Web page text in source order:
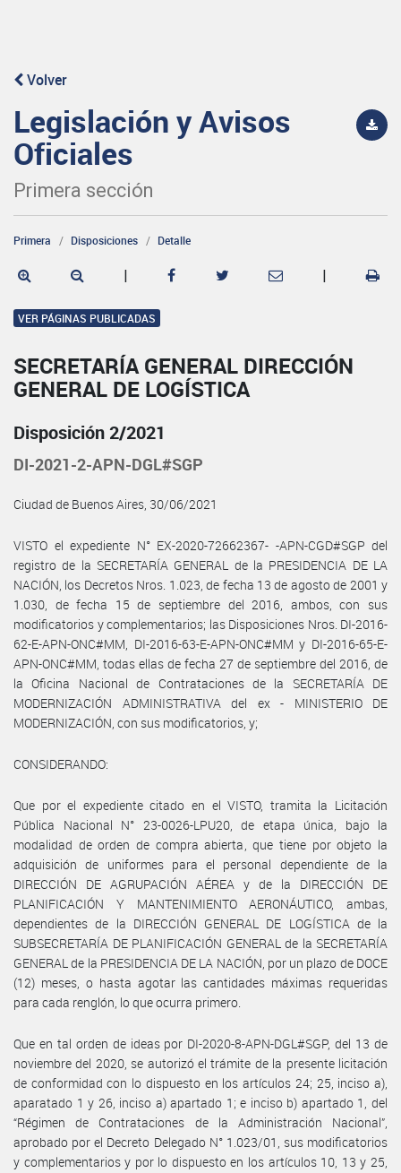
Volver
Legislación y Avisos
Oficiales
Primera sección
Primera Disposiciones Detalle
| |
VER PÁGINAS PUBLICADAS
SECRETARÍA GENERAL DIRECCIÓN
GENERAL DE LOGÍSTICA
Disposición 2/2021
DI-2021-2-APN-DGL#SGP
Ciudad de Buenos Aires, 30/06/2021
VISTO el expediente N° EX-2020-72662367- -APN-CGD#SGP del
registro de la SECRETARÍA GENERAL de la PRESIDENCIA DE LA
NACIÓN, los Decretos Nros. 1.023, de fecha 13 de agosto de 2001 y
1.030, de fecha 15 de septiembre del 2016, ambos, con sus
modificatorios y complementarios; las Disposiciones Nros. DI-2016-
62-E-APN-ONC#MM, DI-2016-63-E-APN-ONC#MM y DI-2016-65-E-
APN-ONC#MM, todas ellas de fecha 27 de septiembre del 2016, de
la Oficina Nacional de Contrataciones de la SECRETARÍA DE
MODERNIZACIÓN ADMINISTRATIVA del ex - MINISTERIO DE
MODERNIZACIÓN, con sus modificatorios, y;
CONSIDERANDO:
Que por el expediente citado en el VISTO, tramita la Licitación
Pública Nacional N° 23-0026-LPU20, de etapa única, bajo la
modalidad de orden de compra abierta, que tiene por objeto la
adquisición de uniformes para el personal dependiente de la
DIRECCIÓN DE AGRUPACIÓN AÉREA y de la DIRECCIÓN DE
PLANIFICACIÓN Y MANTENIMIENTO AERONÁUTICO, ambas,
dependientes de la DIRECCIÓN GENERAL DE LOGÍSTICA de la
SUBSECRETARÍA DE PLANIFICACIÓN GENERAL de la SECRETARÍA
GENERAL de la PRESIDENCIA DE LA NACIÓN, por un plazo de DOCE
(12) meses, o hasta agotar las cantidades máximas requeridas
para cada renglón, lo que ocurra primero.
Que en tal orden de ideas por DI-2020-8-APN-DGL#SGP, del 13 de
noviembre del 2020, se autorizó el trámite de la presente licitación
de conformidad con lo dispuesto en los artículos 24; 25, inciso a),
aparatado 1 y 26, inciso a) apartado 1; e inciso b) apartado 1, del
“Régimen de Contrataciones de la Administración Nacional”,
aprobado por el Decreto Delegado N° 1.023/01, sus modificatorios
y complementarios y por lo dispuesto en los artículos 10, 13 y 25,